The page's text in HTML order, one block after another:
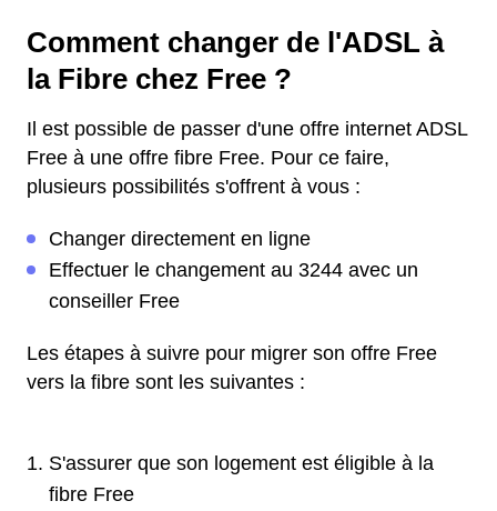
Comment changer de l'ADSL à
la Fibre chez Free ?
Il est possible de passer d'une offre internet ADSL
Free à une offre fibre Free. Pour ce faire,
plusieurs possibilités s'offrent à vous :
Changer directement en ligne
Effectuer le changement au 3244 avec un
conseiller Free
Les étapes à suivre pour migrer son offre Free
vers la fibre sont les suivantes :
S'assurer que son logement est éligible à la
fibre Free